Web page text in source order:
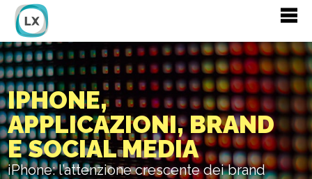
IPHONE,
APPLICAZIONI, BRAND
E SOCIAL MEDIA
iPhone: l’attenzione crescente dei brand